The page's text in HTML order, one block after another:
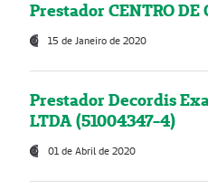
Prestador CENTRO DE
15 de Janeiro de 2020
Prestador Decordis
LTDA (51004347-4)
01 de Abril de 2020